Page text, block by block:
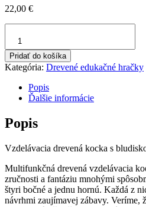
22,00 €
Vzdelávacia
drevená
kocka
s
korálkami
Pridať do košíka
Kategória: Drevené edukačné hračky
Popis
Ďalšie informácie
Popis
Vzdelávacia drevená kocka s
Multifunkčná drevená vzdelávacia
zručnosti a fantáziu mnohými
štyri bočné a jednu hornú. Každá z
návrhmi zaujímavej zábavy. Veríme,